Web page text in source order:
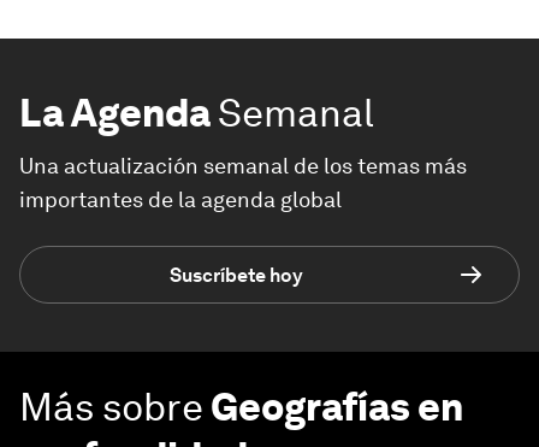
La AgendaSemanal
Una actualización semanal de los temas más
importantes de la agenda global
Suscríbete hoy
Más sobre Geografías en